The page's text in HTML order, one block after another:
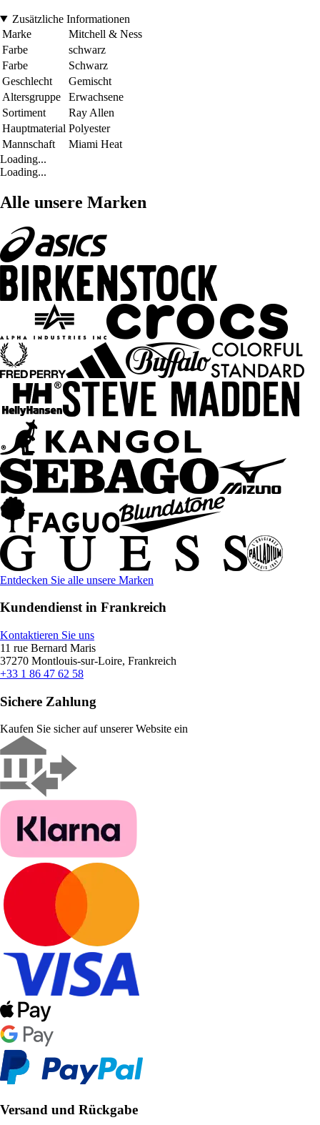
Zusätzliche Informationen
Marke
Mitchell & Ness
Farbe
schwarz
Farbe
Schwarz
Geschlecht
Gemischt
Altersgruppe
Erwachsene
Sortiment
Ray Allen
Hauptmaterial Polyester
Mannschaft
Miami Heat
Loading...
Loading...
Alle unsere Marken
Entdecken Sie alle unsere Marken
Kundendienst in Frankreich
Kontaktieren Sie uns
11 rue Bernard Maris
37270 Montlouis-sur-Loire, Frankreich
+33 1 86 47 62 58
Sichere Zahlung
Kaufen Sie sicher auf unserer Website ein
Versand und Rückgabe